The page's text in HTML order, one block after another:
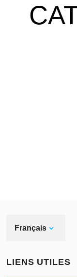
Français
LIENS UTILES